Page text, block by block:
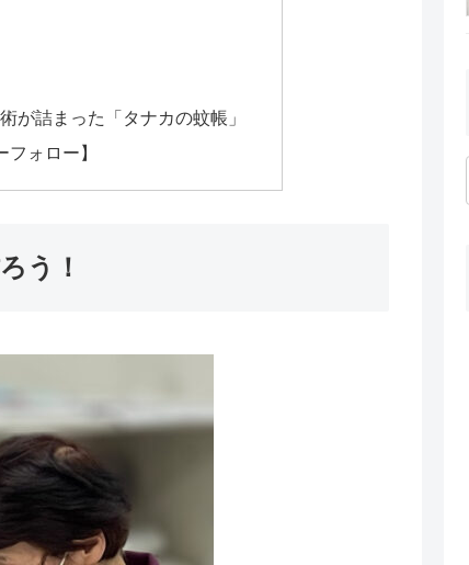
が詰まった「タナカの蚊帳」
ォロー】
う！